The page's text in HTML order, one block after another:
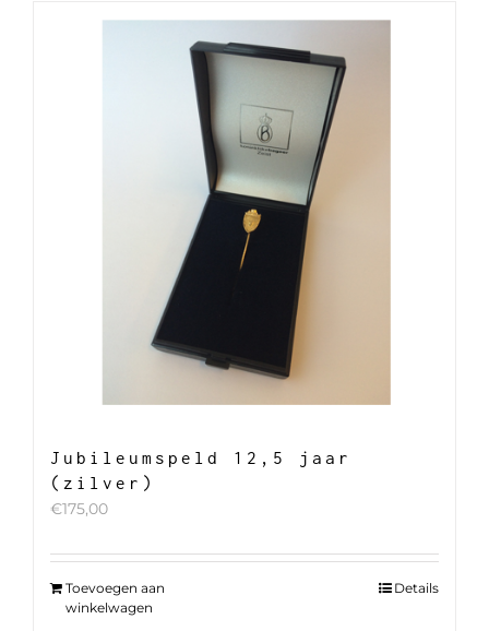
Jubileumspeld 12,5 jaar
(zilver)
€175,00
Toevoegen aan
winkelwagen
Details